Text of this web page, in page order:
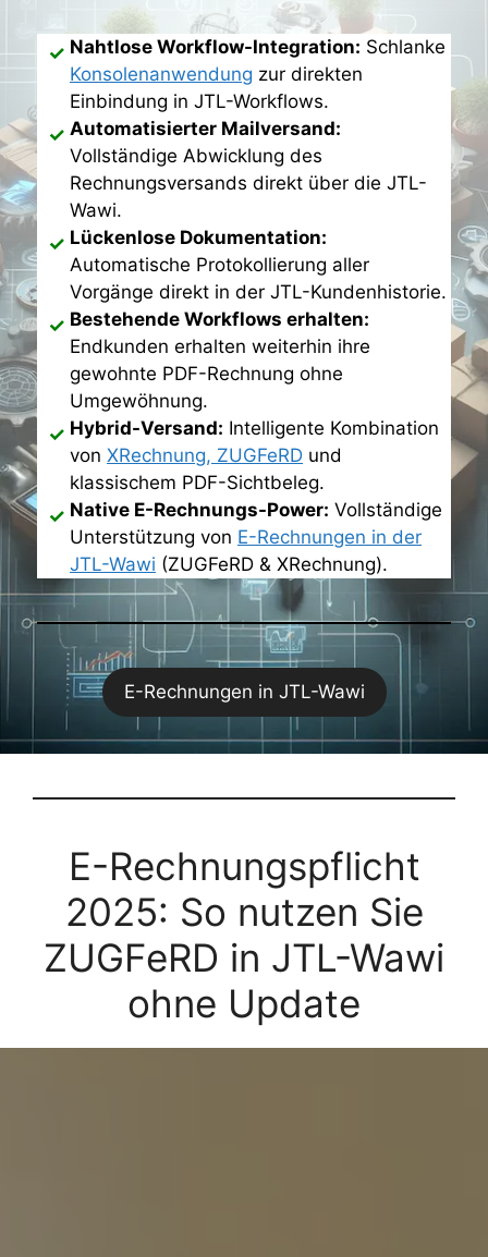
Nahtlose Workflow-Integration: Schlanke
Konsolenanwendung zur direkten
Einbindung in JTL-Workflows.
Automatisierter Mailversand:
Vollständige Abwicklung des
Rechnungsversands direkt über die JTL-
Wawi.
Lückenlose Dokumentation:
Automatische Protokollierung aller
Vorgänge direkt in der JTL-Kundenhistorie.
Bestehende Workflows erhalten:
Endkunden erhalten weiterhin ihre
gewohnte PDF-Rechnung ohne
Umgewöhnung.
Hybrid-Versand: Intelligente Kombination
von XRechnung, ZUGFeRD und
klassischem PDF-Sichtbeleg.
Native E-Rechnungs-Power: Vollständige
Unterstützung von E-Rechnungen in der
JTL-Wawi (ZUGFeRD & XRechnung).
E-Rechnungen in JTL-Wawi
E-Rechnungspflicht
2025: So nutzen Sie
ZUGFeRD in JTL-Wawi
ohne Update